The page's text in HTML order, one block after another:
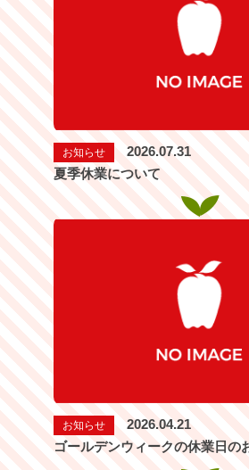
お知らせ
2026.07.31
夏季休業について
お知らせ
2026.04.21
ゴールデンウィークの休業日の